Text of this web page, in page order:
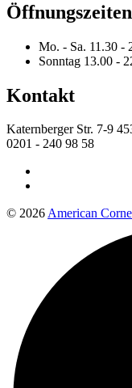
Öffnungszeiten
Mo. - Sa. 11.30 -
Sonntag 13.00 -
Kontakt
Katernberger Str. 7-9
0201 - 240 98 58
© 2026American